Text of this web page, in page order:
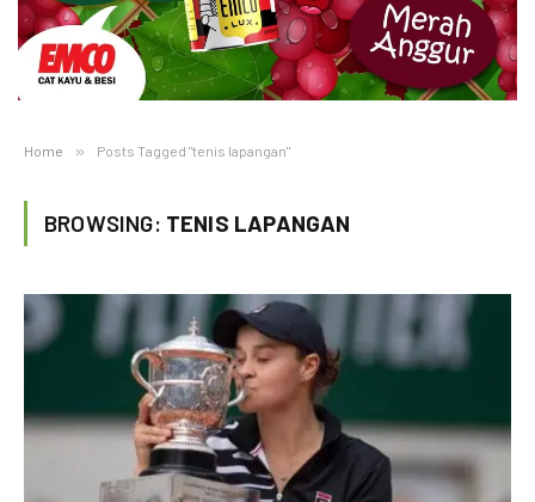
Home » Posts Tagged "tenis lapangan"
BROWSING: TENIS LAPANGAN